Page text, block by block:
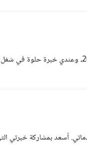
مساء الخير، أنا محمود، شغال موشن جرافيك
أسعد بمشاركة خبرتي